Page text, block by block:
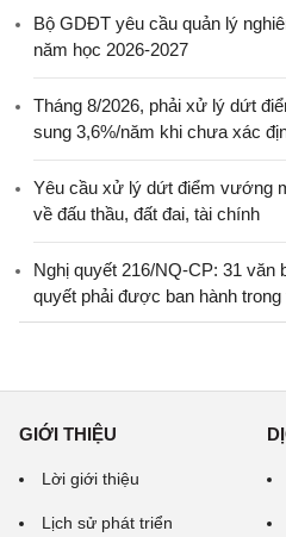
Bộ GDĐT yêu cầu quản lý
năm học 2026-2027
Tháng 8/2026, phải xử lý dứt
sung 3,6%/năm khi chưa xác
Yêu cầu xử lý dứt điểm vướng
về đấu thầu, đất đai, tài chính
Nghị quyết 216/NQ-CP: 31 văn
quyết phải được ban hành
GIỚI THIỆU
Lời giới thiệu
Lịch sử phát triển